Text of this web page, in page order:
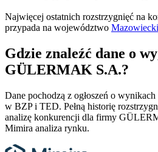
Najwięcej ostatnich rozstrzygnięć na
przypada na województwo
Gdzie znaleźć dane o
GÜLERMAK S.A.?
Dane pochodzą z ogłoszeń o
w BZP i TED. Pełną historię
analizę konkurencji dla firmy
Mimira analiza rynku.